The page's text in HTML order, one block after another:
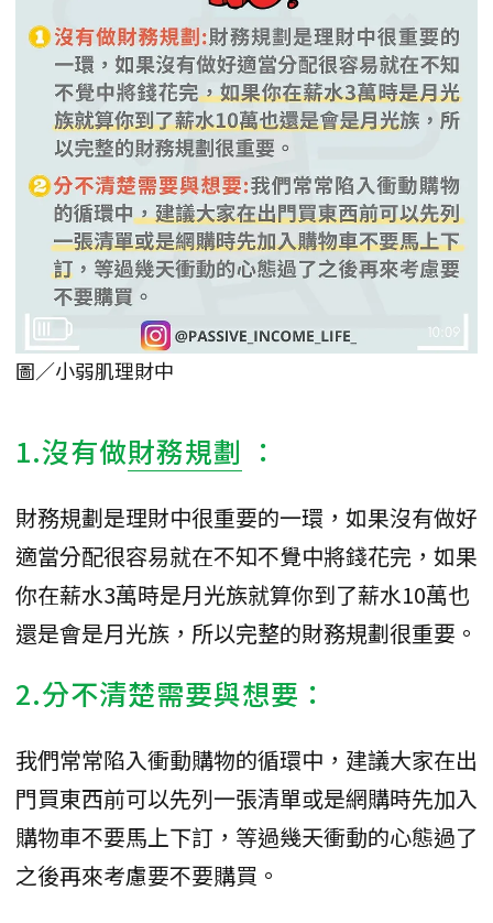
圖／小弱肌理財中
1.沒有做財務規劃 ：
財務規劃是理財中很重要的一環，如果沒有做好
適當分配很容易就在不知不覺中將錢花完，如果
你在薪水3萬時是月光族就算你到了薪水10萬也
還是會是月光族，所以完整的財務規劃很重要。
2.分不清楚需要與想要：
我們常常陷入衝動購物的循環中，建議大家在出
門買東西前可以先列一張清單或是網購時先加入
購物車不要馬上下訂，等過幾天衝動的心態過了
之後再來考慮要不要購買。